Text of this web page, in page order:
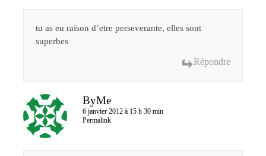
tu as eu raison d’etre perseverante, elles sont
superbes
Répondre
ByMe
6 janvier 2012 à 15 h 30 min
Permalink